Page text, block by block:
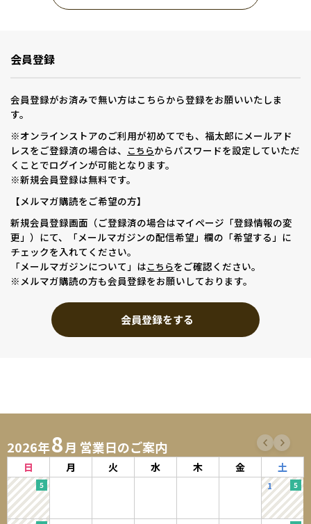
会員登録
会員登録がお済みで無い方はこちらから登録をお願いいたしま
す。
※オンラインストアのご利用が初めてでも、福太郎にメールアド
レスをご登録済の場合は、 こちらからパスワードを設定していただ
くことでログインが可能となります。
※新規会員登録は無料です。
【メルマガ購読をご希望の方】
新規会員登録画面（ご登録済の場合はマイページ「登録情報の変
更」）にて、「メールマガジンの配信希望」欄の「希望する」に
チェックを入れてください。
「メールマガジンについて」はこちらをご確認ください。
※メルマガ購読の方も会員登録をお願いしております。
会員登録をする
2026年8月 営業日のご案内
日 月 火 水 木 金 土
1